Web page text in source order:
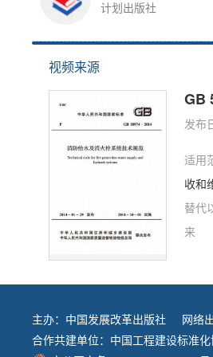
计划出版社
视频来源
GB
发布
适用
收和
替代
来
主办： 中国发展改革出版社
网络
合作共建单位： 中国工程建设标准